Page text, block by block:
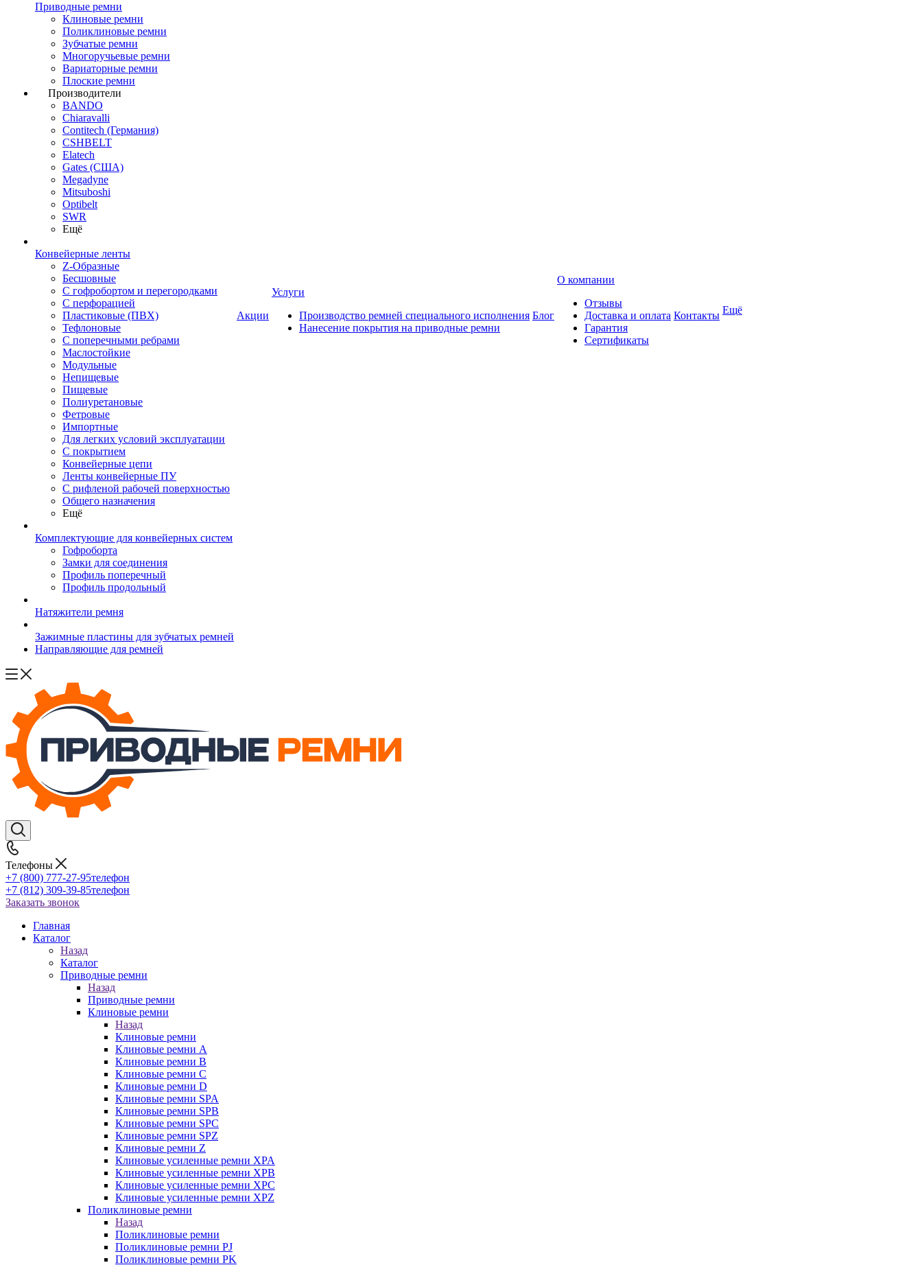
Приводные ремни
Клиновые ремни
Поликлиновые ремни
Зубчатые ремни
Многоручьевые ремни
Вариаторные ремни
Плоские ремни
Производители
BANDO
Chiaravalli
Contitech (Германия)
CSHBELT
Elatech
Gates (США)
Megadyne
Mitsuboshi
Optibelt
SWR
Ещё
Конвейерные ленты
Z-Образные
Бесшовные
С гофробортом и перегородками
С перфорацией
Пластиковые (ПВХ)
Тефлоновые
С поперечными ребрами
Маслостойкие
Модульные
Непищевые
Пищевые
Полиуретановые
Фетровые
Импортные
Для легких условий эксплуатации
С покрытием
Конвейерные цепи
Ленты конвейерные ПУ
С рифленой рабочей поверхностью
Общего назначения
Ещё
Комплектующие для конвейерных систем
Гофроборта
Замки для соединения
Профиль поперечный
Профиль продольный
Натяжители ремня
Зажимные пластины для зубчатых ремней
Направляющие для ремней
Акции
Услуги
Производство ремней специального исполнения
Нанесение покрытия на приводные ремни
Блог
О компании
Отзывы
Доставка и оплата
Гарантия
Сертификаты
Контакты Ещё
Телефоны
+7 (800) 777-27-95телефон
+7 (812) 309-39-85телефон
Заказать звонок
Главная
Каталог
Назад
Каталог
Приводные ремни
Назад
Приводные ремни
Клиновые ремни
Назад
Клиновые ремни
Клиновые ремни A
Клиновые ремни B
Клиновые ремни C
Клиновые ремни D
Клиновые ремни SPA
Клиновые ремни SPB
Клиновые ремни SPC
Клиновые ремни SPZ
Клиновые ремни Z
Клиновые усиленные ремни XPA
Клиновые усиленные ремни XPB
Клиновые усиленные ремни XPC
Клиновые усиленные ремни XPZ
Поликлиновые ремни
Назад
Поликлиновые ремни
Поликлиновые ремни PJ
Поликлиновые ремни PK